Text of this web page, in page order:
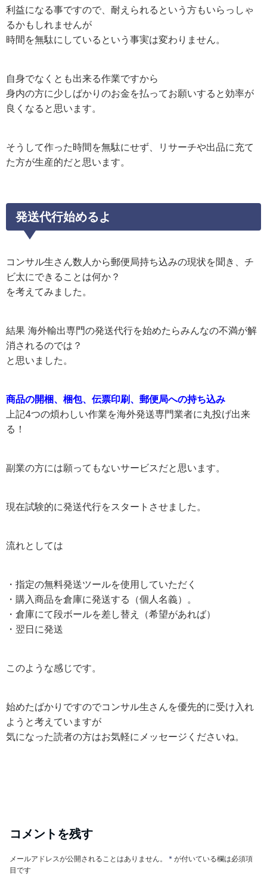
利益になる事ですので、耐えられるという方もいらっしゃ
るかもしれませんが
時間を無駄にしているという事実は変わりません。
自身でなくとも出来る作業ですから
身内の方に少しばかりのお金を払ってお願いすると効率が
良くなると思います。
そうして作った時間を無駄にせず、リサーチや出品に充て
た方が生産的だと思います。
発送代行始めるよ
コンサル生さん数人から郵便局持ち込みの現状を聞き、チ
ビ太にできることは何か？
を考えてみました。
結果 海外輸出専門の発送代行を始めたらみんなの不満が解
消されるのでは？
と思いました。
商品の開梱、梱包、伝票印刷、郵便局への持ち込み
上記4つの煩わしい作業を海外発送専門業者に丸投げ出来
る！
副業の方には願ってもないサービスだと思います。
現在試験的に発送代行をスタートさせました。
流れとしては
・指定の無料発送ツールを使用していただく
・購入商品を倉庫に発送する（個人名義）。
・倉庫にて段ボールを差し替え（希望があれば）
・翌日に発送
このような感じです。
始めたばかりですのでコンサル生さんを優先的に受け入れ
ようと考えていますが
気になった読者の方はお気軽にメッセージくださいね。
コメントを残す
メールアドレスが公開されることはありません。 * が付いている欄は必須項
目です